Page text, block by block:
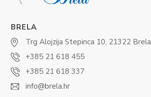
BRELA
Trg Alojzija Stepinca 10, 21322 Brela
+385 21 618 455
+385 21 618 337
info@brela.hr